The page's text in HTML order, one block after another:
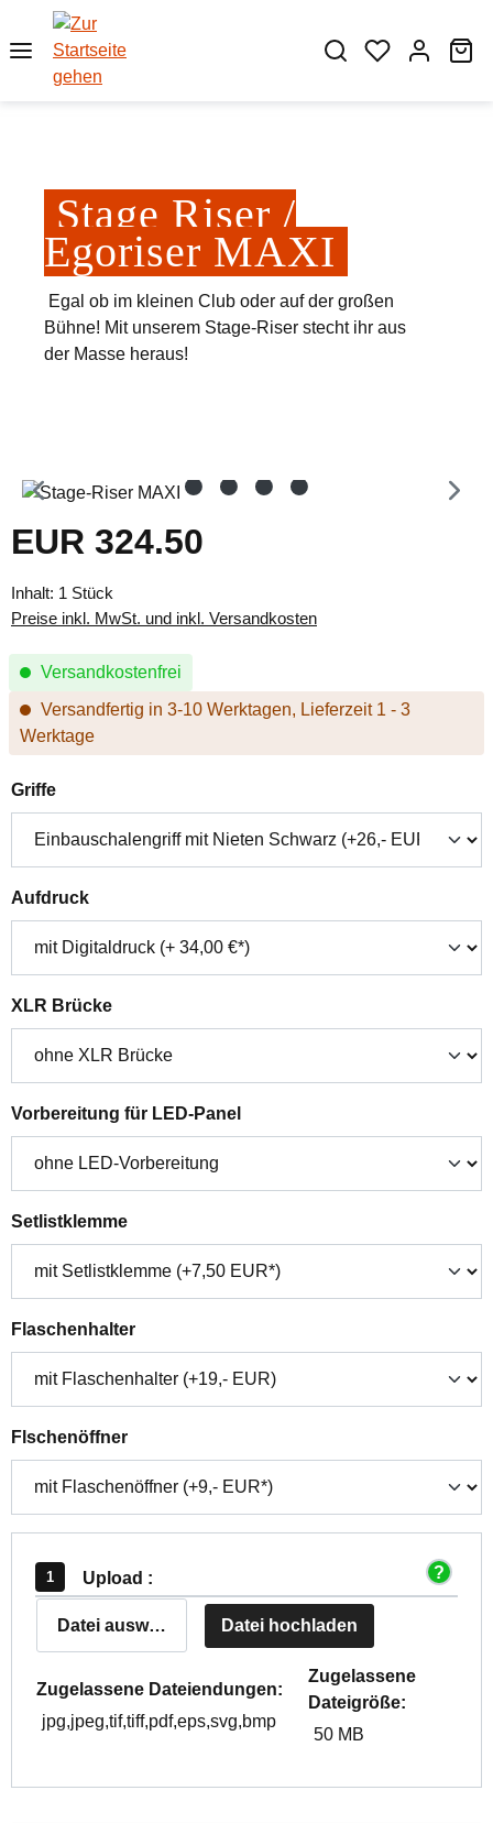
Zum Hauptinhalt springen
Stage Riser /
Egoriser MAXI
Egal ob im kleinen Club oder auf der großen
Bühne! Mit unserem Stage-Riser stecht ihr aus
der Masse heraus!
Bildergalerie überspringen
Regulärer Preis:
EUR 324.50
Inhalt: 1 Stück
Preise inkl. MwSt. und inkl. Versandkosten
Versandkostenfrei
Versandfertig in 3-10 Werktagen, Lieferzeit 1 - 3
Werktage
Griffeauswählen
Aufdruckauswählen
XLR Brückeauswählen
Vorbereitung für LED-Panelauswählen
Setlistklemmeauswählen
Flaschenhalterauswählen
Flschenöffnerauswählen
Upload :
Datei auswählen Datei hochladen
Zugelassene Dateiendungen:
jpg,jpeg,tif,tiff,pdf,eps,svg,bmp
Zugelassene
Dateigröße:
50 MB